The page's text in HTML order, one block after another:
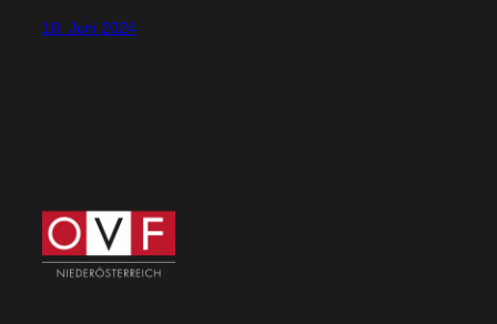
10. Juni 2024